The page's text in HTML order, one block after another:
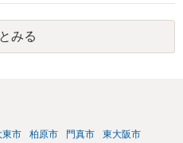
手続きの検討も必要です（不意打
。ただし費用が掛かりますし、あ
拠の特定が出来なければなりませ
みる
東市 柏原市 門真市
東大阪市